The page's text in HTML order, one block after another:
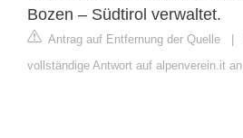
Bozen – Südtirol verwaltet.
Antrag auf Entfernung der Quelle |
vollständige Antwort auf alpenverein.it an